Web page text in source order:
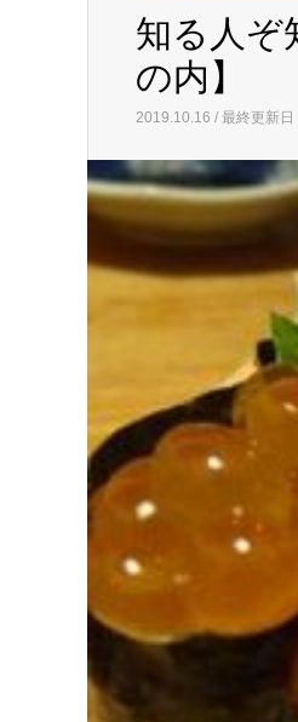
知る人ぞ
の内】
2019.10.16 / 最終更新